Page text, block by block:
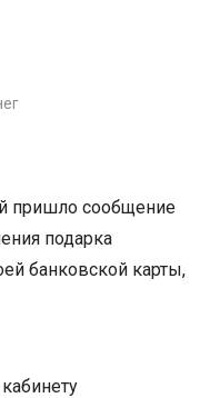
пришло сообщение
подарка
банковской карты,